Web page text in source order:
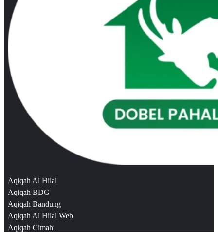
Aqiqah Al Hilal
Aqiqah BDG
Aqiqah Bandung
Aqiqah Al Hilal Web
Aqiqah Cimahi